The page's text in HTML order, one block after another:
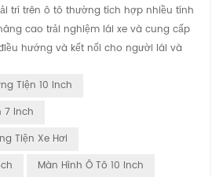
trí trên ô tô thường tích hợp nhiều tính
cao trải nghiệm lái xe và cung cấp
hướng và kết nối cho người lái và
dùng: Hệ thống thông tin giải trí
thường được hiển thị trên màn hình
Tiện 10 Inch
7 Inch
Tiện Xe Hơi
Màn Hình Ô Tô 10 Inch